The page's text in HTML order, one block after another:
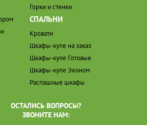
Горки и стенки
СПАЛЬНИ
Кровати
Шкафы-купе на заказ
Шкафы-купе Готовые
Шкафы-купе Эконом
Распашные шкафы
ОСТАЛИСЬ ВОПРОСЫ?
ЗВОНИТЕ НАМ: